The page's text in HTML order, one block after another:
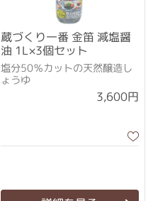
蔵づくり一番 金笛 減塩醤
油 1L×3個セット
塩分50％カットの天然醸造し
ょうゆ
3,600円